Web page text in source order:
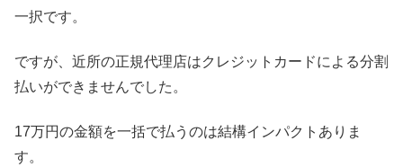
一択です。
ですが、近所の正規代理店はクレジットカードによる分割
払いができませんでした。
17万円の金額を一括で払うのは結構インパクトありま
す。